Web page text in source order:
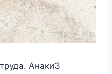
Анаки3